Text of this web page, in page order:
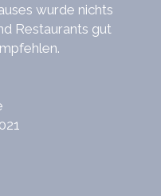
wurde nichts
Restaurants gut